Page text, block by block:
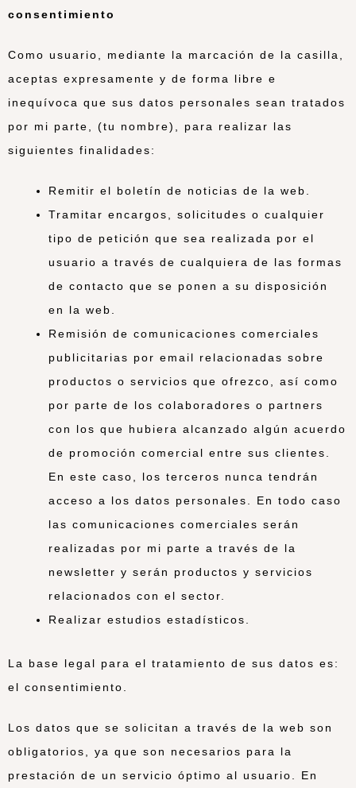
consentimiento
Como usuario, mediante la marcación de la casilla,
aceptas expresamente y de forma libre e
inequívoca que sus datos personales sean tratados
por mi parte, (tu nombre), para realizar las
siguientes finalidades:
Remitir el boletín de noticias de la web.
Tramitar encargos, solicitudes o cualquier
tipo de petición que sea realizada por el
usuario a través de cualquiera de las formas
de contacto que se ponen a su disposición
en la web.
Remisión de comunicaciones comerciales
publicitarias por email relacionadas sobre
productos o servicios que ofrezco, así como
por parte de los colaboradores o partners
con los que hubiera alcanzado algún acuerdo
de promoción comercial entre sus clientes.
En este caso, los terceros nunca tendrán
acceso a los datos personales. En todo caso
las comunicaciones comerciales serán
realizadas por mi parte a través de la
newsletter y serán productos y servicios
relacionados con el sector.
Realizar estudios estadísticos.
La base legal para el tratamiento de sus datos es:
el consentimiento.
Los datos que se solicitan a través de la web son
obligatorios, ya que son necesarios para la
prestación de un servicio óptimo al usuario. En